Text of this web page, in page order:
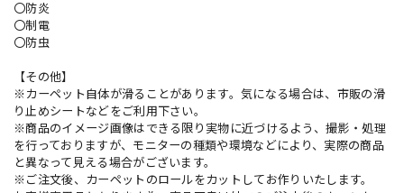
〇防炎
〇制電
〇防虫
【その他】
※カーペット自体が滑ることがあります。気になる場合は、市販の滑
り止めシートなどをご利用下さい。
※商品のイメージ画像はできる限り実物に近づけるよう、撮影・処理
を行っておりますが、モニターの種類や環境などにより、実際の商品
と異なって見える場合がございます。
※ご注文後、カーペットのロールをカットしてお作りいたします。